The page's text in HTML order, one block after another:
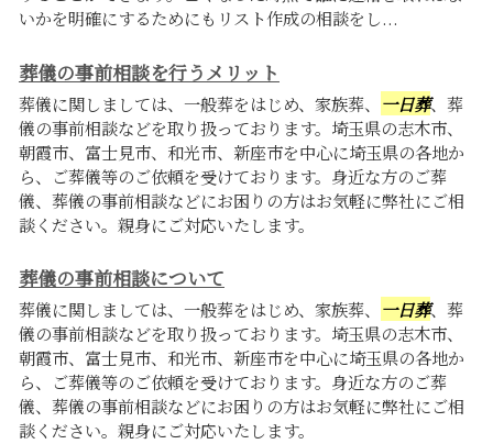
いかを明確にするためにもリスト作成の相談をし...
葬儀の事前相談を行うメリット
葬儀に関しましては、一般葬をはじめ、家族葬、 一日葬、葬
儀の事前相談などを取り扱っております。埼玉県の志木市、
朝霞市、富士見市、和光市、新座市を中心に埼玉県の各地か
ら、ご葬儀等のご依頼を受けております。身近な方のご葬
儀、葬儀の事前相談などにお困りの方はお気軽に弊社にご相
談ください。親身にご対応いたします。
葬儀の事前相談について
葬儀に関しましては、一般葬をはじめ、家族葬、 一日葬、葬
儀の事前相談などを取り扱っております。埼玉県の志木市、
朝霞市、富士見市、和光市、新座市を中心に埼玉県の各地か
ら、ご葬儀等のご依頼を受けております。身近な方のご葬
儀、葬儀の事前相談などにお困りの方はお気軽に弊社にご相
談ください。親身にご対応いたします。